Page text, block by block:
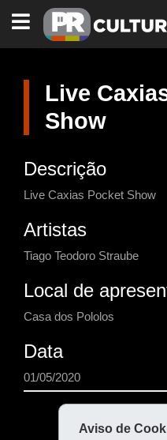
PARANÁ
CULTURA
Live
Show
Descrição
Live Caxias Pocket Show
Artistas
Tiago Teodoro Straube
Local de
Casa dos Pololos
Data
01/05/2020
Aviso de